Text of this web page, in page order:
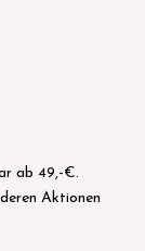
ab 49,-€.
Aktionen